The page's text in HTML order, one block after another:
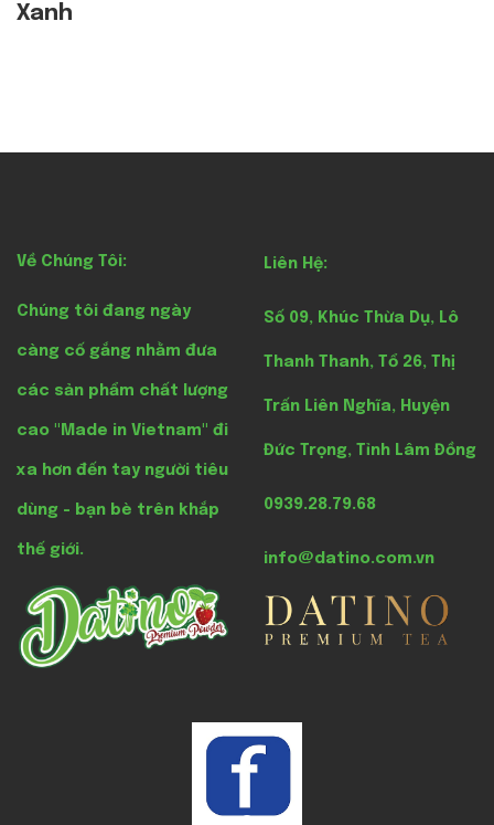
Xanh
Về Chúng Tôi:
Chúng tôi đang ngày
càng cố gắng nhằm đưa
các sản phẩm chất lượng
cao "Made in Vietnam" đi
xa hơn đến tay người tiêu
dùng - bạn bè trên khắp
thế giới.
Liên Hệ:
Số 09, Khúc Thừa Dụ, Lô
Thanh Thanh, Tổ 26, Thị
Trấn Liên Nghĩa, Huyện
Đức Trọng, Tỉnh Lâm Đồng
0939.28.79.68
info@datino.com.vn